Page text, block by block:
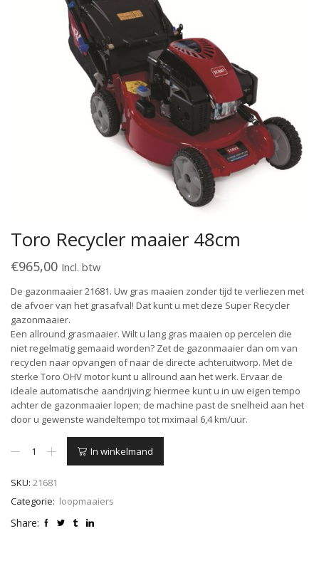
Toro Recycler maaier 48cm
€965,00 Incl. btw
De gazonmaaier 21681. Uw gras maaien zonder tijd te verliezen met
de afvoer van het grasafval! Dat kunt u met deze Super Recycler
gazonmaaier.
Een allround grasmaaier. Wilt u lang gras maaien op percelen die
niet regelmatig gemaaid worden? Zet de gazonmaaier dan om van
recyclen naar opvangen of naar de directe achteruitworp. Met de
sterke Toro OHV motor kunt u allround aan het werk. Ervaar de
ideale automatische aandrijving; hiermee kunt u in uw eigen tempo
achter de gazonmaaier lopen; de machine past de snelheid aan het
door u gewenste wandeltempo tot mximaal 6,4 km/uur.
Recycler
48cm
aantal
In winkelmand
SKU: 21681
Categorie: loopmaaiers
Share: